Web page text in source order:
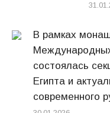
В рамках
состоялась
Египта и
современного